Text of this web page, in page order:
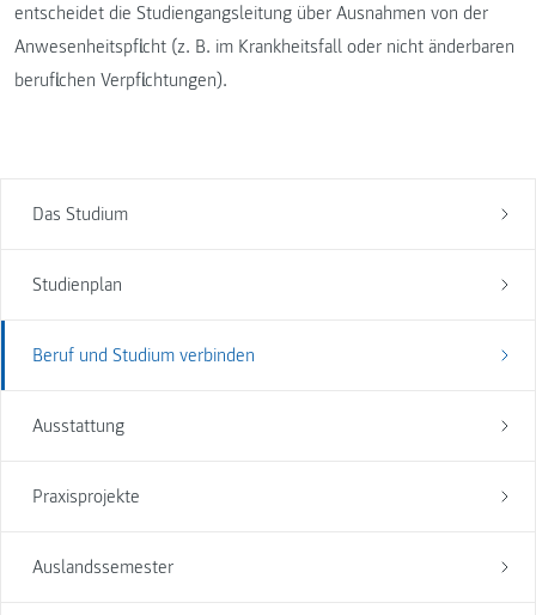
Das Studium
Studienplan
Beruf und Studium verbinden
Ausstattung
Praxisprojekte
Auslandssemester
entscheidet die Studiengangsleitung über Ausnahmen von der
Anwesenheitspflicht (z. B. im Krankheitsfall oder nicht änderbaren
beruflichen Verpflichtungen).